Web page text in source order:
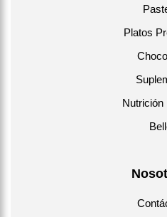
Platos
Nutrición